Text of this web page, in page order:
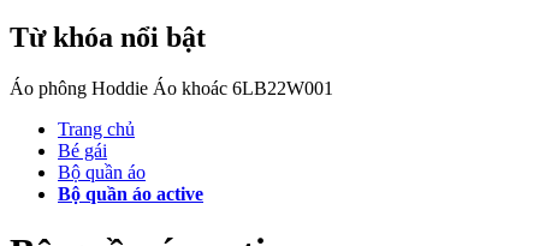
Từ khóa nổi bật
Áo phông Hoddie Áo khoác 6LB22W001
Trang chủ
Bé gái
Bộ quần áo
Bộ quần áo active